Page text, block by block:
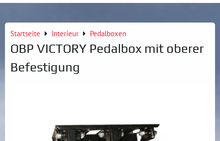
Startseite Interieur Pedalboxen
OBP VICTORY Pedalbox mit oberer
Befestigung